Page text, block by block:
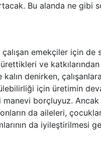
Bu alanda ne gibi
emekçiler için de
ve
denirken,
için üretimin
manevi borçluyuz. Ancak
da aileleri,
da iyileştirilmesi